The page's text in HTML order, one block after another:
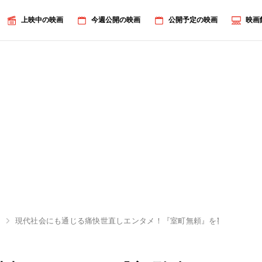
上映中の映画 今週公開の映画 公開予定の映画 映画
現代社会にも通じる痛快世直しエンタメ！『室町無頼』を観た映画の